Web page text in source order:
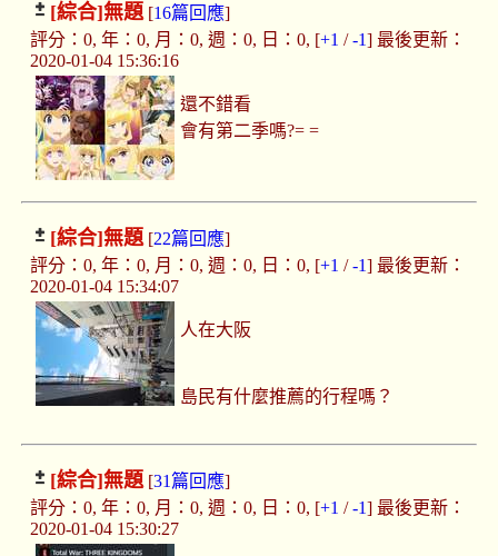
[綜合]無題[16篇回應]
評分：0, 年：0, 月：0, 週：0, 日：0, [+1 /-1] 最後更新：
2020-01-04 15:36:16
還不錯看
會有第二季嗎?= =
[綜合]無題[22篇回應]
評分：0, 年：0, 月：0, 週：0, 日：0, [+1 /-1] 最後更新：
2020-01-04 15:34:07
人在大阪
島民有什麼推薦的行程嗎？
[綜合]無題[31篇回應]
評分：0, 年：0, 月：0, 週：0, 日：0, [+1 /-1] 最後更新：
2020-01-04 15:30:27